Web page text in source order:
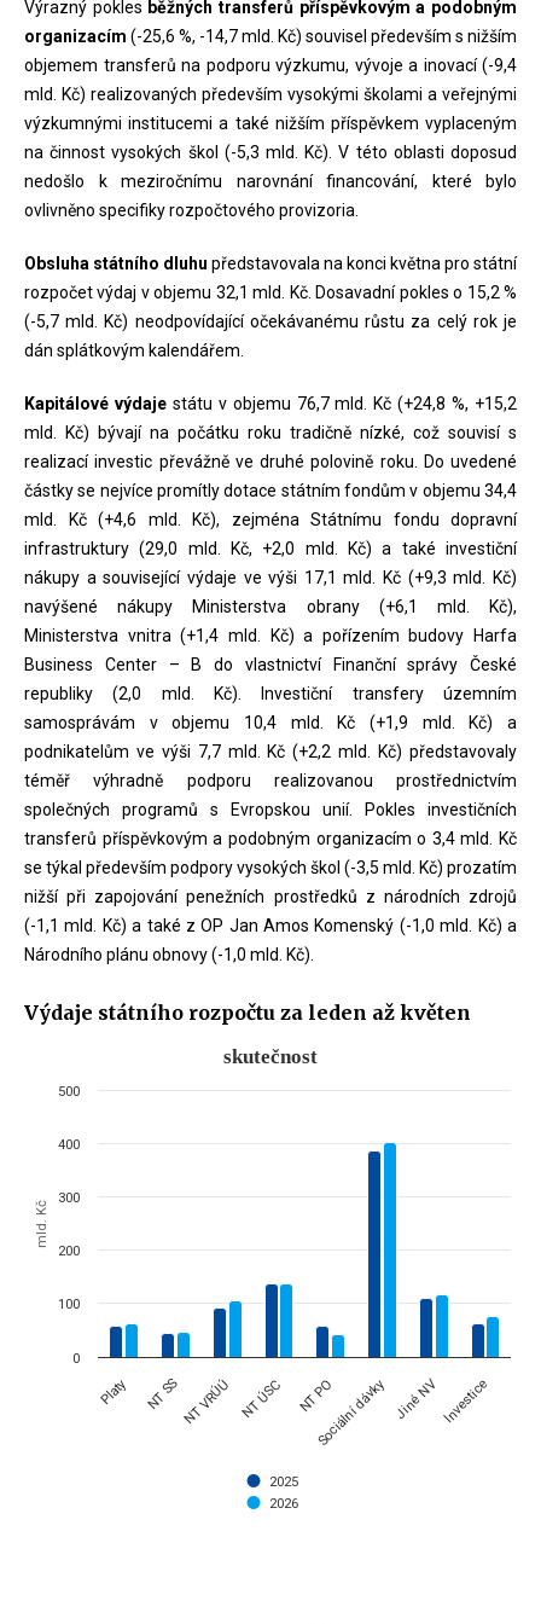
Výrazný pokles běžných transferů příspěvkovým a podobným
organizacím (-25,6 %, -14,7 mld. Kč) souvisel především s nižším
objemem transferů na podporu výzkumu, vývoje a inovací (-9,4
mld. Kč) realizovaných především vysokými školami a veřejnými
výzkumnými institucemi a také nižším příspěvkem vyplaceným
na činnost vysokých škol (-5,3 mld. Kč). V této oblasti doposud
nedošlo k meziročnímu narovnání financování, které bylo
ovlivněno specifiky rozpočtového provizoria.
Obsluha státního dluhu představovala na konci května pro státní
rozpočet výdaj v objemu 32,1 mld. Kč. Dosavadní pokles o 15,2 %
(-5,7 mld. Kč) neodpovídající očekávanému růstu za celý rok je
dán splátkovým kalendářem.
Kapitálové výdaje státu v objemu 76,7 mld. Kč (+24,8 %, +15,2
mld. Kč) bývají na počátku roku tradičně nízké, což souvisí s
realizací investic převážně ve druhé polovině roku. Do uvedené
částky se nejvíce promítly dotace státním fondům v objemu 34,4
mld. Kč (+4,6 mld. Kč), zejména Státnímu fondu dopravní
infrastruktury (29,0 mld. Kč, +2,0 mld. Kč) a také investiční
nákupy a související výdaje ve výši 17,1 mld. Kč (+9,3 mld. Kč)
navýšené nákupy Ministerstva obrany (+6,1 mld. Kč),
Ministerstva vnitra (+1,4 mld. Kč) a pořízením budovy Harfa
Business Center – B do vlastnictví Finanční správy České
republiky (2,0 mld. Kč). Investiční transfery územním
samosprávám v objemu 10,4 mld. Kč (+1,9 mld. Kč) a
podnikatelům ve výši 7,7 mld. Kč (+2,2 mld. Kč) představovaly
téměř výhradně podporu realizovanou prostřednictvím
společných programů s Evropskou unií. Pokles investičních
transferů příspěvkovým a podobným organizacím o 3,4 mld. Kč
se týkal především podpory vysokých škol (-3,5 mld. Kč) prozatím
nižší při zapojování penežních prostředků z národních zdrojů
(-1,1 mld. Kč) a také z OP Jan Amos Komenský (-1,0 mld. Kč) a
Národního plánu obnovy (-1,0 mld. Kč).
Výdaje státního rozpočtu za leden až květen
The chart has 1 X axis displaying categories.
mld. Kč
skutečnost
2025
2026
Platy NT SSNT VRÚÚ NT ÚSC NT POSociální dávky Jiné NVInvestice
0
100
200
300
400
500